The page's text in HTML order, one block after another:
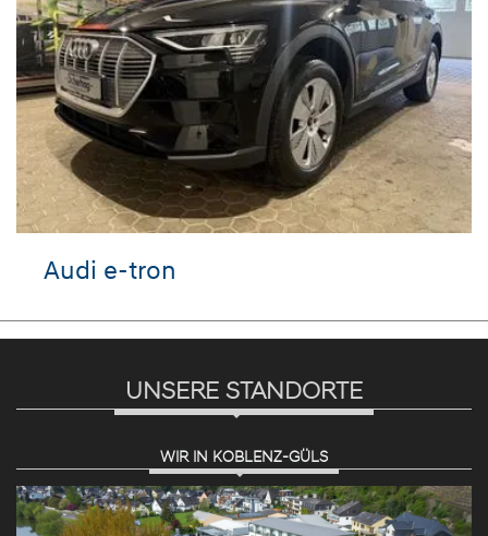
Audi e-tron
UNSERE STANDORTE
WIR IN KOBLENZ-GÜLS